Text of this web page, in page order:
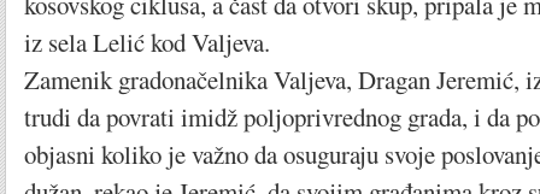
iz sela Lelić kod Valjeva.
Zamenik gradonačelnika Valjeva, Dragan Jeremić,
trudi da povrati imidž poljoprivrednog grada, i da
objasni koliko je važno da osuguraju svoje